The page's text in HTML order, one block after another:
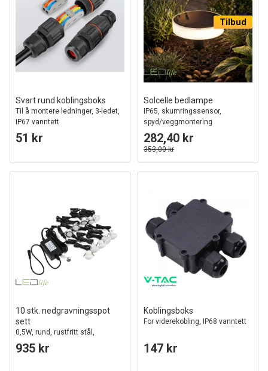
Svart rund koblingsboks
Til å montere ledninger, 3-ledet,
IP67 vanntett
51 kr
Tilbud
Solcelle bedlampe
IP65, skumringssensor,
spyd/veggmontering
282,40 kr
353,00 kr
10 stk. nedgravningsspot
sett
0,5W, rund, rustfritt stål,
komplett inkl. strømforsyning
935 kr
Koblingsboks
For viderekobling, IP68 vanntett
147 kr